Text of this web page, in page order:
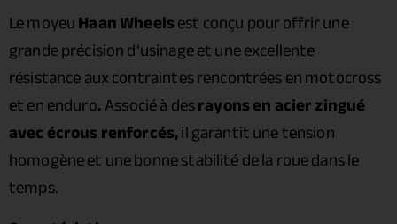
Le moyeuHaan Wheelsest conçu pour offrir une
grande précision d’usinage et une excellente
résistance aux contraintes rencontrées en motocross
et en enduro.Associé à desrayons en acier zingué
avec écrous renforcés,il garantit une tension
homogène et une bonne stabilité de la roue dans le
temps.